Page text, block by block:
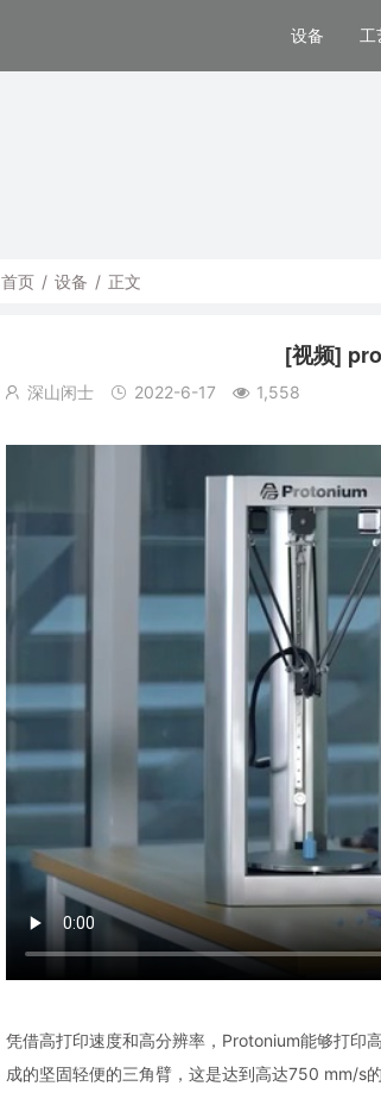
设备 工
首页 / 设备 / 正文
[视频]
深山闲士 2022-6-17 1,558
凭借高打印速度和高分辨率，Protonium能够打印
成的坚固轻便的三角臂，这是达到高达750 mm/s